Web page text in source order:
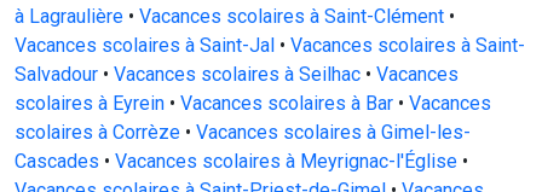
à Lagraulière • Vacances scolaires à Saint-Clément •
Vacances scolaires à Saint-Jal • Vacances scolaires à Saint-
Salvadour • Vacances scolaires à Seilhac • Vacances
scolaires à Eyrein • Vacances scolaires à Bar • Vacances
scolaires à Corrèze • Vacances scolaires à Gimel-les-
Cascades • Vacances scolaires à Meyrignac-l'Église •